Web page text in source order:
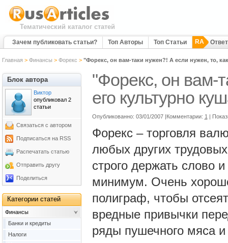
Тематический каталог статей
Зачем публиковать статьи? Топ Авторы Топ Статьи RA
Главная > Финансы > Форекс > "Форекс, он вам-таки нужен?! А если нужен, то,
"Форекс, он вам-
его культурно
Опубликованно: 03/01/2007 |Комментарии: 1 |
Форекс – торговля
любых других
строго держать слово
минимум. Очень
полиграф, чтобы
вредные привычки
ряды пушечного мяса
Блок автора
Виктор
опубликовал 2
статьи
Связаться с автором
Подписаться на RSS
Распечатать статью
Отправить другу
Поделиться
Категории статей
Финансы
Банки и кредиты
Налоги